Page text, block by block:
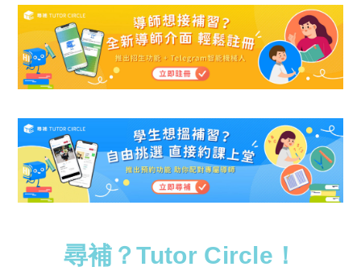
尋補？Tutor Circle！